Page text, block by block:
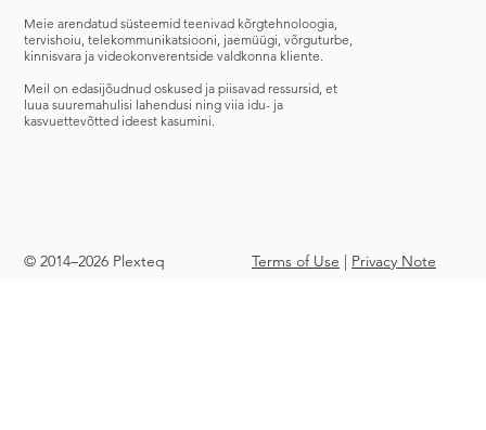
Meie arendatud süsteemid teenivad kõrgtehnoloogia,
tervishoiu, telekommunikatsiooni, jaemüügi, võrguturbe,
kinnisvara ja videokonverentside valdkonna kliente.
Meil on edasijõudnud oskused ja piisavad ressursid, et
luua suuremahulisi lahendusi ning viia idu- ja
kasvuettevõtted ideest kasumini.
© 2014–2026 Plexteq Terms of Use | Privacy Note